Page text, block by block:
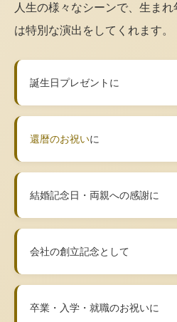
人生の様々なシーンで、生ま
は特別な演出をしてくれます。
誕生日プレゼントに
還暦のお祝いに
結婚記念日・両親への感謝に
会社の創立記念として
卒業・入学・就職のお祝いに